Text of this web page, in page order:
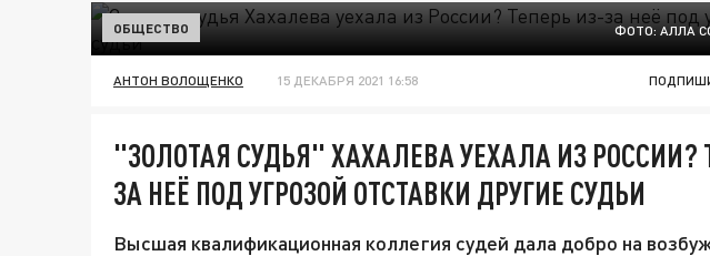
ФОТО: АЛЛА
ОБЩЕСТВО
АНТОН ВОЛОЩЕНКО 15 ДЕКАБРЯ 2021 16:58
"ЗОЛОТАЯ СУДЬЯ" ХАХАЛЕВА УЕХАЛА ИЗ РОССИИ?
ЗА НЕЁ ПОД УГРОЗОЙ ОТСТАВКИ ДРУГИЕ СУДЬИ
Высшая квалификационная коллегия судей дала добро на